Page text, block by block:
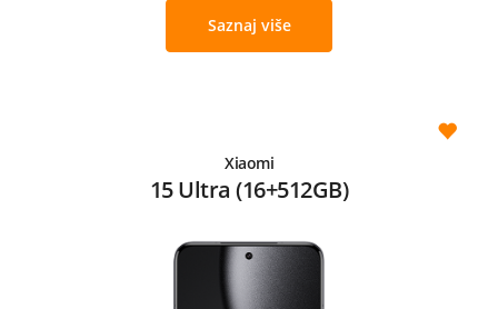
Saznaj više
Xiaomi
15 Ultra (16+512GB)